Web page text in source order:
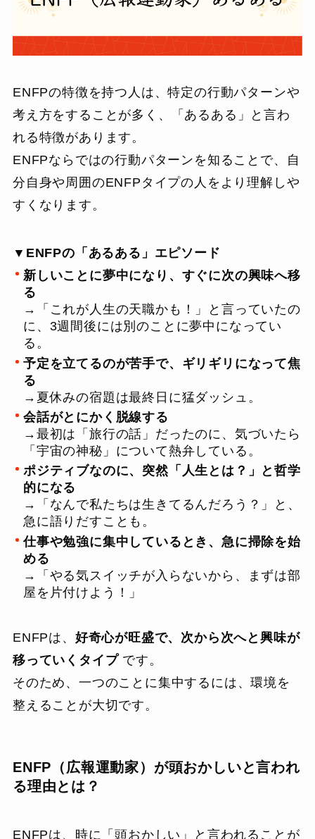
ENFPの特徴を持つ人は、特定の行動パターンや
考え方をすることが多く、「あるある」と言わ
れる特徴があります。
ENFPならではの行動パターンを知ることで、自
分自身や周囲のENFPタイプの人をより理解しや
すくなります。
▼ENFPの「あるある」エピソード
新しいことに夢中になり、すぐに次の興味へ移
る
→「これが人生の天職かも！」と言っていたの
に、3週間後には別のことに夢中になってい
る。
予定を立てるのが苦手で、ギリギリになって焦
る
→夏休みの宿題は最終日に猛ダッシュ。
会話がとにかく脱線する
→最初は「旅行の話」だったのに、気づいたら
「宇宙の神秘」について熱弁している。
ポジティブなのに、突然「人生とは？」と哲学
的になる
→「なんで私たちは生きてるんだろう？」と、
急に語りだすことも。
仕事や勉強に集中しているとき、急に掃除を始
める
→「やる気スイッチが入らないから、まずは部
屋を片付けよう！」
ENFPは、 好奇心が旺盛で、次から次へと興味が
移っていくタイプです。
そのため、一つのことに集中するには、環境を
整えることが大切です。
ENFP（広報運動家）が頭おかしいと言われ
る理由とは？
ENFPは、時に「頭おかしい」と言われることが